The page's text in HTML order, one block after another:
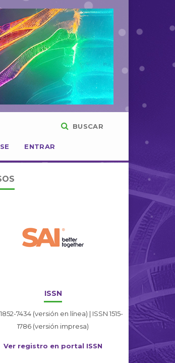
ENTRAR
BUSCAR
ISSN
7434 (versión en línea) | ISSN 1515-
1786 (versión impresa)
Ver registro en portal ISSN